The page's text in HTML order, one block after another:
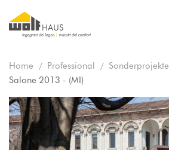
Home Professional Sonderprojekte
Salone 2013 - (MI)